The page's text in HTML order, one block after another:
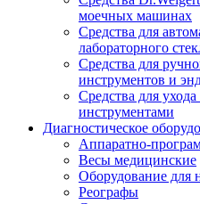
моечных машинах
Средства для
лабораторного
Средства для
инструментов и
Средства для
инструментами
Диагностическое
Аппаратно-
Весы медицинские
Оборудование для
Реографы